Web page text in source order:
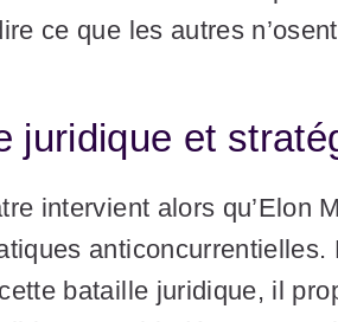
ce que les autres
juridique et
intervient alors qu’Elon
bataille juridique, il